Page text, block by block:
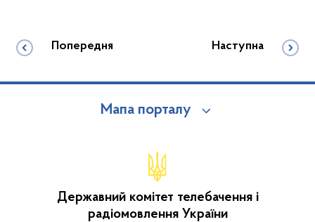
Попередня Наступна
Мапа порталу
Державний комітет телебачення і
радіомовлення України